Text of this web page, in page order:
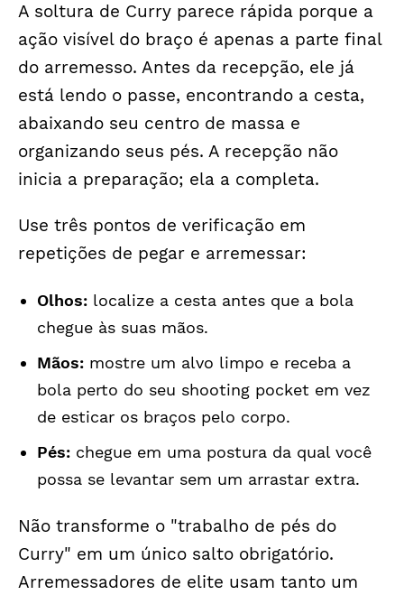
A soltura de Curry parece rápida porque a
ação visível do braço é apenas a parte final
do arremesso. Antes da recepção, ele já
está lendo o passe, encontrando a cesta,
abaixando seu centro de massa e
organizando seus pés. A recepção não
inicia a preparação; ela a completa.
Use três pontos de verificação em
repetições de pegar e arremessar:
Olhos:localize a cesta antes que a bola
chegue às suas mãos.
Mãos:mostre um alvo limpo e receba a
bola perto do seu shooting pocket em vez
de esticar os braços pelo corpo.
Pés:chegue em uma postura da qual você
possa se levantar sem um arrastar extra.
Não transforme o "trabalho de pés do
Curry" em um único salto obrigatório.
Arremessadores de elite usam tanto um